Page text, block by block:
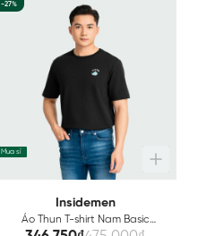
-27%
Mua sỉ
Insidemen
Áo Thun T-shirt Nam Basic
Insidemen Regular ITS055AZ